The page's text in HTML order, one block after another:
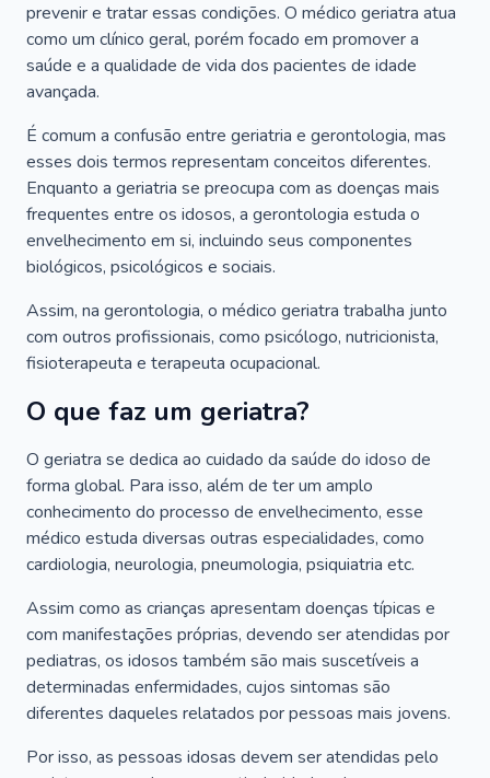
prevenir e tratar essas condições. O médico geriatra atua
como um clínico geral, porém focado em promover a
saúde e a qualidade de vida dos pacientes de idade
avançada.
É comum a confusão entre geriatria e gerontologia, mas
esses dois termos representam conceitos diferentes.
Enquanto a geriatria se preocupa com as doenças mais
frequentes entre os idosos, a gerontologia estuda o
envelhecimento em si, incluindo seus componentes
biológicos, psicológicos e sociais.
Assim, na gerontologia, o médico geriatra trabalha junto
com outros profissionais, como psicólogo, nutricionista,
fisioterapeuta e terapeuta ocupacional.
O que faz um geriatra?
O geriatra se dedica ao cuidado da saúde do idoso de
forma global. Para isso, além de ter um amplo
conhecimento do processo de envelhecimento, esse
médico estuda diversas outras especialidades, como
cardiologia, neurologia, pneumologia, psiquiatria etc.
Assim como as crianças apresentam doenças típicas e
com manifestações próprias, devendo ser atendidas por
pediatras, os idosos também são mais suscetíveis a
determinadas enfermidades, cujos sintomas são
diferentes daqueles relatados por pessoas mais jovens.
Por isso, as pessoas idosas devem ser atendidas pelo